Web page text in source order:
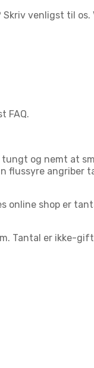
venligst til
FAQ.
og nemt at
flussyre
online shop er
Tantal er ikke-